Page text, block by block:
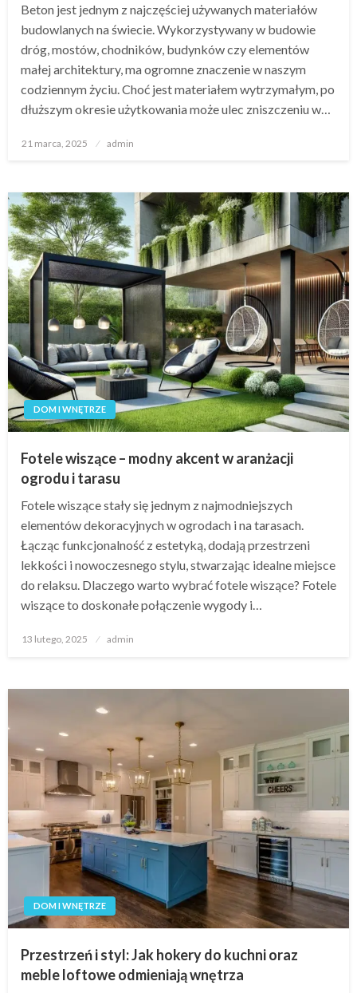
Beton jest jednym z najczęściej używanych materiałów
budowlanych na świecie. Wykorzystywany w budowie
dróg, mostów, chodników, budynków czy elementów
małej architektury, ma ogromne znaczenie w naszym
codziennym życiu. Choć jest materiałem wytrzymałym, po
dłuższym okresie użytkowania może ulec zniszczeniu w…
Opublikowane
21 marca, 2025 admin
DOM I WNĘTRZE
Fotele wiszące – modny akcent w aranżacji
ogrodu i tarasu
Fotele wiszące stały się jednym z najmodniejszych
elementów dekoracyjnych w ogrodach i na tarasach.
Łącząc funkcjonalność z estetyką, dodają przestrzeni
lekkości i nowoczesnego stylu, stwarzając idealne miejsce
do relaksu. Dlaczego warto wybrać fotele wiszące? Fotele
wiszące to doskonałe połączenie wygody i…
Opublikowane
13 lutego, 2025 admin
DOM I WNĘTRZE
Przestrzeń i styl: Jak hokery do kuchni oraz
meble loftowe odmieniają wnętrza